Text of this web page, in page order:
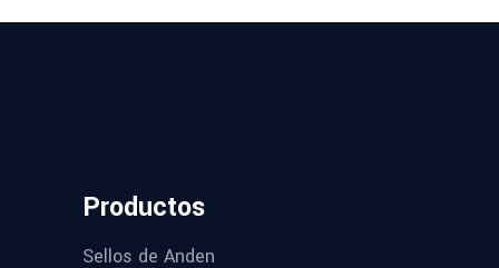
Productos
Sellos de Anden